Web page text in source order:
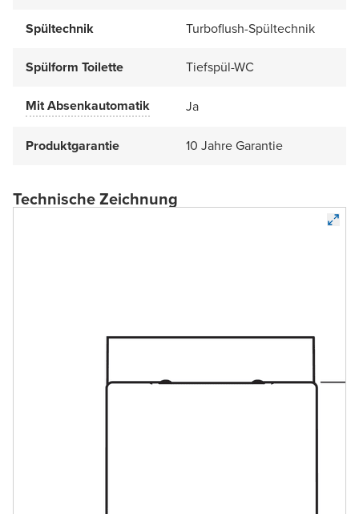
Spültechnik Turboflush-Spültechnik
Spülform Toilette Tiefspül-WC
Mit Absenkautomatik Ja
Produktgarantie 10 Jahre Garantie
Technische Zeichnung